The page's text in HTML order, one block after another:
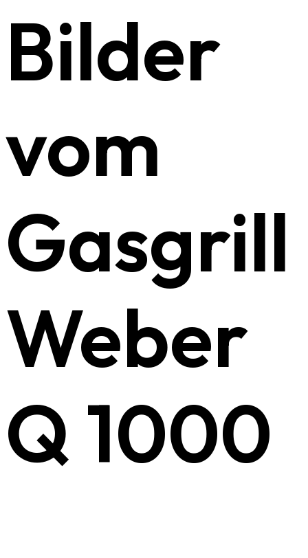
Bilder
vom
Gasgrill
Weber
Q 1000